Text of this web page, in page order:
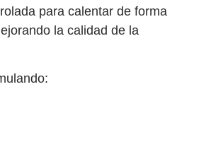
para calentar de forma
la calidad de la